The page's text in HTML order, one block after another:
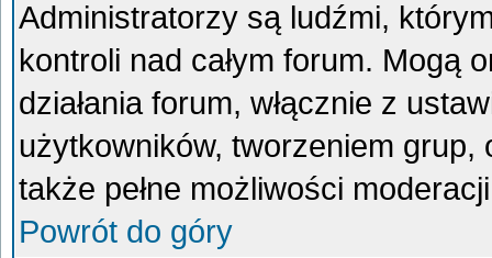
Administratorzy są ludźmi,
kontroli nad całym forum. Mogą
działania forum, włącznie z
użytkowników, tworzeniem
także pełne możliwości
Powrót do góry